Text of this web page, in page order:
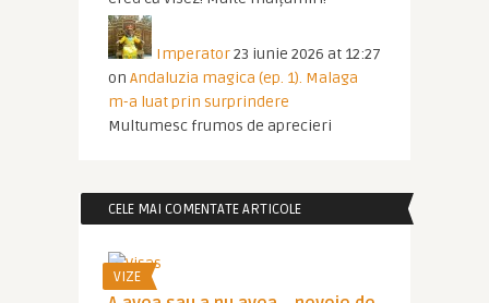
Imperator23 iunie 2026 at 12:27
on Andaluzia magica (ep. 1). Malaga
m-a luat prin surprindere
Multumesc frumos de aprecieri
CELE MAI COMENTATE ARTICOLE
VIZE